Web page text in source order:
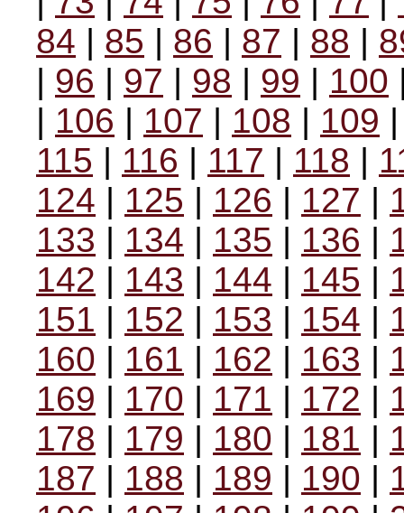
84 | 85 | 86 | 87 | 88 |
| 96 | 97 | 98 | 99 | 100
| 106 | 107 | 108 | 109
115 | 116 | 117 | 118 |
124 | 125 | 126 | 127 |
133 | 134 | 135 | 136 |
142 | 143 | 144 | 145 |
151 | 152 | 153 | 154 |
160 | 161 | 162 | 163 |
169 | 170 | 171 | 172 |
178 | 179 | 180 | 181 |
187 | 188 | 189 | 190 |